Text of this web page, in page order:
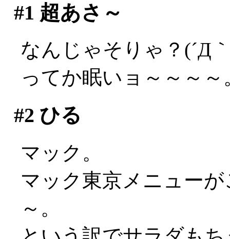
#1 超あさ～
なんじゃそりゃ？(´Д
ってか眠いョ～～～～
#2 ひる
マック。
マック東京メニュー
～。